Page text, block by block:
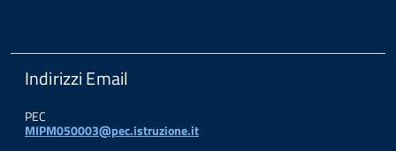
Indirizzi Email
PEC
MIPM050003@pec.istruzione.it